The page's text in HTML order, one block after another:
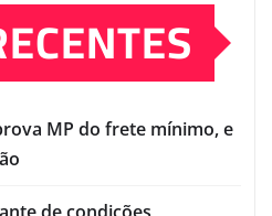
MP do frete mínimo, e